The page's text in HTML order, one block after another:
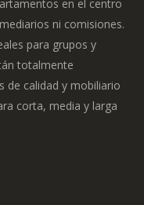
en el centro
ni comisiones.
para grupos y
totalmente
de calidad y mobiliario
corta, media y larga